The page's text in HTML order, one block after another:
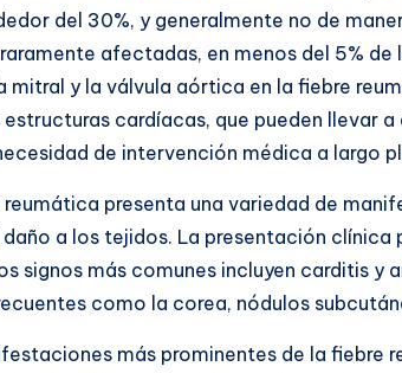
del 30%, y generalmente no de
afectadas, en menos del 5% de
mitral y la válvula aórtica en la fiebre
cardíacas, que pueden llevar
de intervención médica a largo
presenta una variedad de
a los tejidos. La presentación clínica
signos más comunes incluyen carditis y
como la corea, nódulos
más prominentes de la fiebre